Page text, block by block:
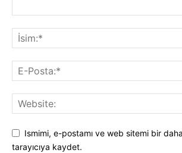
Ismimi, e-postamı ve web sitemi bir
tarayıcıya kaydet.